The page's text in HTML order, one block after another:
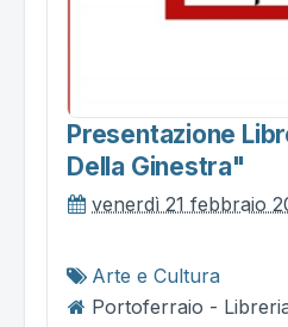
Presentazione
Della Ginestra"
venerdì 21 febbraio
Arte e Cultura
Portoferraio -